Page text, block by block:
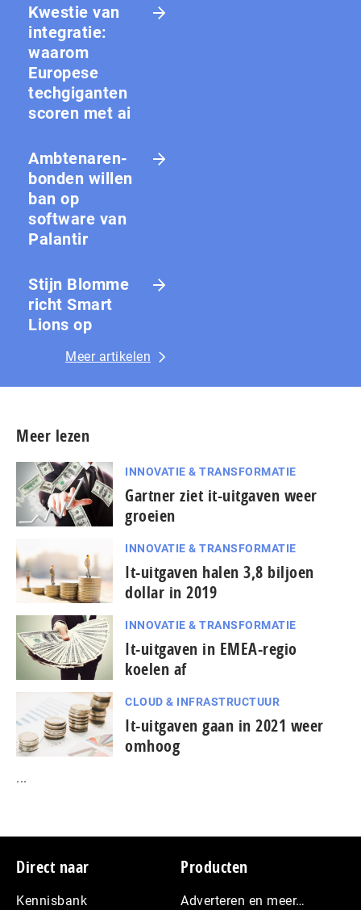
Kwestie van
integratie:
waarom
Europese
techgiganten
scoren met ai
Amb­te­na­ren­
bon­den willen
ban op
software van
Palantir
Stijn Blomme
richt Smart
Lions op
Meer artikelen
Meer lezen
INNOVATIE & TRANSFORMATIE
Gartner ziet it-uitgaven weer
groeien
INNOVATIE & TRANSFORMATIE
It-uitgaven halen 3,8 biljoen
dollar in 2019
INNOVATIE & TRANSFORMATIE
It-uitgaven in EMEA-regio
koelen af
CLOUD & INFRASTRUCTUUR
It-uitgaven gaan in 2021 weer
omhoog
...
Footer
Direct naar
Kennisbank
Producten
Adverteren en meer…